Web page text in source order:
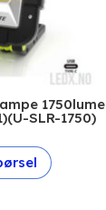
SLR-1750)